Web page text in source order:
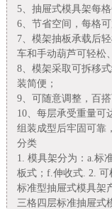
5、抽屉式模具架每
6、节省空间，每格
7、模架抽板承载后
车和手动葫芦可轻松
8、模架采取可拆移
装简便；
9、可随意调整，百
10、每层承受重量可
组装成型后牢固可靠
分类
1. 模具架分为：a.标
板式；f.伸收式. 2. 可
标准型抽屉式模具架
三格四层标准抽屉式